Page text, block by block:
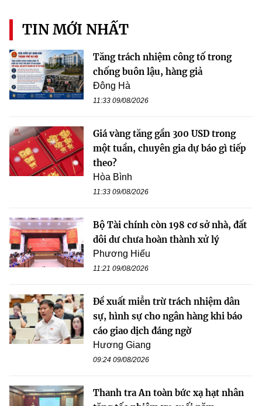
TIN MỚI NHẤT
Tăng trách nhiệm công tố trong
chống buôn lậu, hàng giả
Đông Hà
11:33 09/08/2026
Giá vàng tăng gần 300 USD trong
một tuần, chuyên gia dự báo gì tiếp
theo?
Hòa Bình
11:33 09/08/2026
Bộ Tài chính còn 198 cơ sở nhà, đất
dôi dư chưa hoàn thành xử lý
Phương Hiếu
11:21 09/08/2026
Đề xuất miễn trừ trách nhiệm dân
sự, hình sự cho ngân hàng khi báo
cáo giao dịch đáng ngờ
Hương Giang
09:24 09/08/2026
Thanh tra An toàn bức xạ hạt nhân